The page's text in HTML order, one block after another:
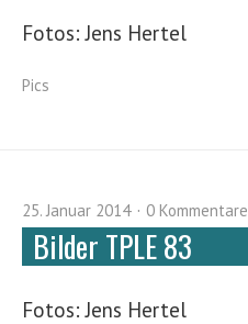
Fotos: Jens Hertel
Pics
25. Januar 2014 0 Kommentare
Bilder TPLE 83
Fotos: Jens Hertel